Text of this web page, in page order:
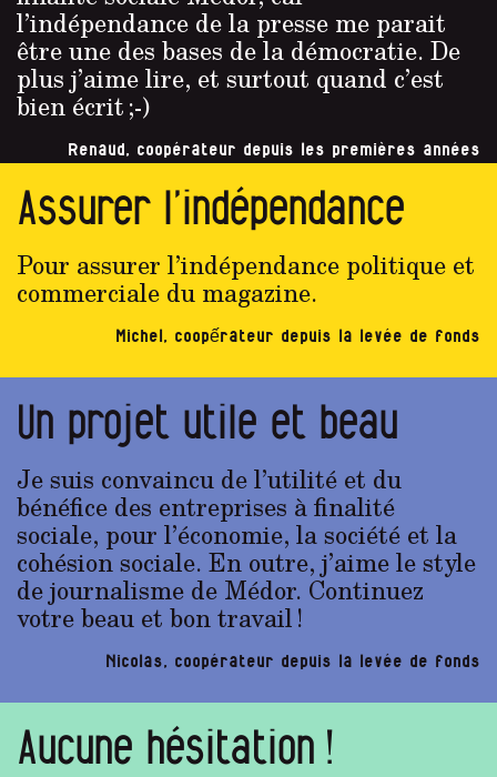
l’indépendance de la presse me parait
être une des bases de la démocratie. De
plus j’aime lire, et surtout quand c’est
bien écrit ;-)
Renaud, coopérateur depuis les premières années
Assurer l’indépendance
Pour assurer l’indépendance politique et
commerciale du magazine.
Michel, coopếrateur depuis la levée de fonds
Un projet utile et beau
Je suis convaincu de l’utilité et du
bénéfice des entreprises à finalité
sociale, pour l’économie, la société et la
cohésion sociale. En outre, j’aime le style
de journalisme de Médor. Continuez
votre beau et bon travail !
Nicolas, coopérateur depuis la levée de fonds
Aucune hésitation !